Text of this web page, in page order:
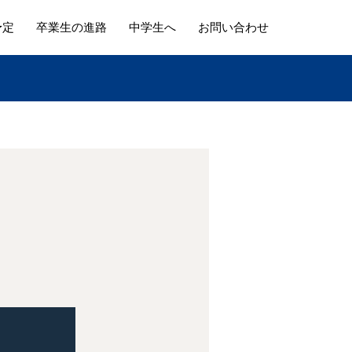
卒業生の進路 中学生へ お問い合わせ